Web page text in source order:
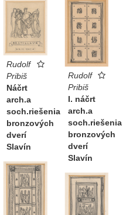
Rudolf
Pribiš
I. náčrt
arch.a
soch.riešenia
bronzových
dverí
Slavín
Rudolf
Pribiš
Náčrt
arch.a
soch.riešenia
bronzových
dverí
Slavín